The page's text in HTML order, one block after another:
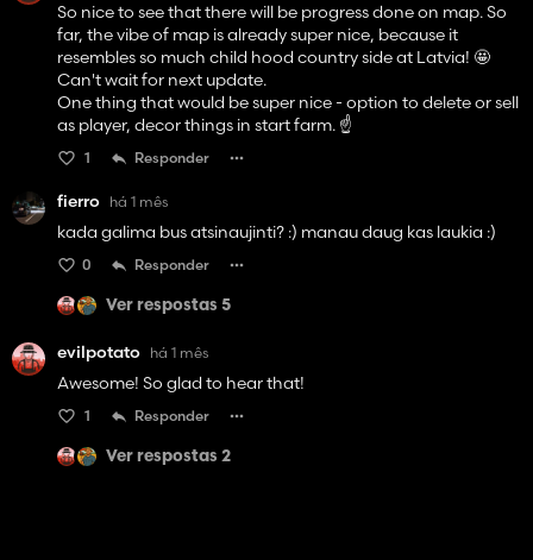
So nice to see that there will be progress done on map. So
far, the vibe of map is already super nice, because it
resembles so much child hood country side at Latvia! 🤩
Can't wait for next update.
One thing that would be super nice - option to delete or sell
as player, decor things in start farm. ☝️
1 Responder
fierro há 1 mês
kada galima bus atsinaujinti? :) manau daug kas laukia :)
0 Responder
Ver respostas 5
evilpotato há 1 mês
Awesome! So glad to hear that!
1 Responder
Ver respostas 2